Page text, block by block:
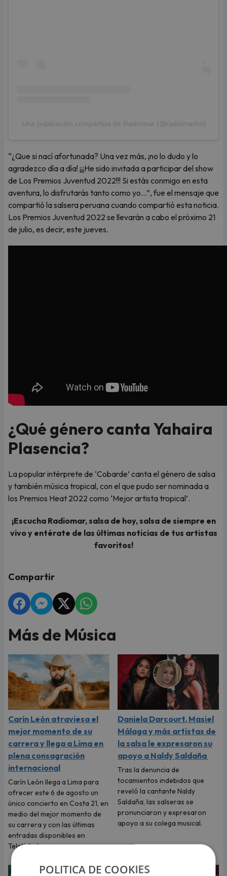
Una publicación compartida de Radiomar (@radiomarfm)
“¿Que si nací afortunada? Una vez más, ¡no lo dudo y lo
agradezco día a día! ¡¡¡He sido invitada a participar del show
de Los Premios Juventud 2022!!! Si estás conmigo en esta
aventura, lo disfrutarás tanto como yo...”, fue el mensaje que
compartió la salsera peruana cuando compartió esta noticia.
Los Premios Juventud 2022 se llevarán a cabo el próximo 21
de julio, es decir, este jueves.
¿Qué género canta Yahaira
Plasencia?
La popular intérprete de ‘Cobarde’ canta el género de salsa
y también música tropical, con el que pudo ser nominada a
los Premios Heat 2022 como ‘Mejor artista tropical’.
¡Escucha Radiomar, salsa de hoy, salsa de siempre en
vivo y entérate de las últimas noticias de tus artistas
favoritos!
Compartir
Más de Música
Carín León atraviesa el
mejor momento de su
carrera y llega a Lima en
plena consagración
internacional
Carín León llega a Lima para
ofrecer este 6 de agosto un
único concierto en Costa 21, en
medio del mejor momento de
su carrera y con las últimas
entradas disponibles en
Teleticket.
Daniela Darcourt, Masiel
Málaga y más artistas de
la salsa le expresaron su
apoyo a Naldy Saldaña
Tras la denuncia de
tocamientos indebidos que
reveló la cantante Naldy
Saldaña, las salseras se
pronunciaron y expresaron
apoyo a su colega musical.
POLITICA DE COOKIES